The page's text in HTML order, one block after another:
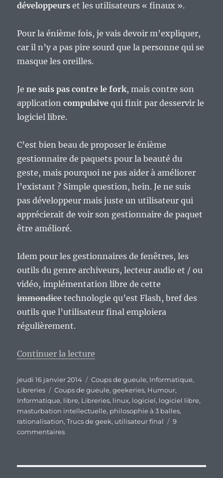
développeurs et les utilisateurs « finaux ».
Pour la énième fois, je vais devoir m’expliquer,
car il n’y a pas pire sourd que la personne qui se
masque les oreilles.
Jene suis pas contre le fork, mais contre son
applicationcompulsive qui finit par desservir le
logiciel libre.
C’est bien beau de proposer le énième
gestionnaire de paquets pour la beauté du
geste, mais pourquoi ne pas aider à améliorer
l’existant ? Simple question, hein. Je ne suis
pas développeur mais juste un utilisateur qui
apprécierait de voir son gestionnaire de paquet
être amélioré.
Idem pour les gestionnaires de fenêtres, les
outils du genre archiveurs, lecteur audio et / ou
vidéo, implémentation libre de cette
immondicetechnologie qu’est Flash, bref des
outils que l’utilisateur final emploiera
régulièrement.
Continuer la lecture
Publié
le
jeudi 16 janvier 2014 Catégories
Coups de gueule, Informatique,
Libreries
Étiquettes
Coups de gueule,geekeries, Humour,
Informatique, libre, Libreries, linux, logiciel, logiciel libre,
masturbation intellectuelle, philosophie à 3 balles,
rationalisation,Trucs de geek, utilisateur final
9
commentairessur